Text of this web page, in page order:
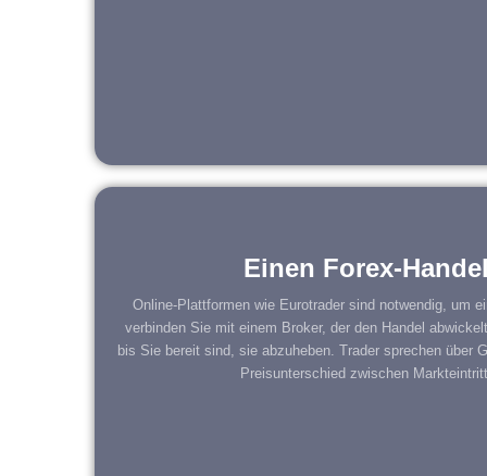
Einen Forex-
Online-Plattformen wie Eurotrader sind notwendig, um
verbinden Sie mit einem Broker, der den Handel
bis Sie bereit sind, sie abzuheben. Trader sprechen über
Preisunterschied zwischen